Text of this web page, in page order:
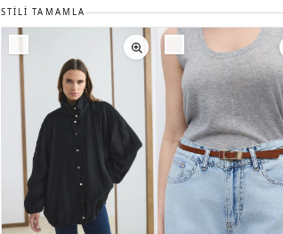
STILI TAMAMLA